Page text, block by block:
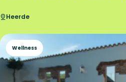
n
p
v
Heerde
Wellness